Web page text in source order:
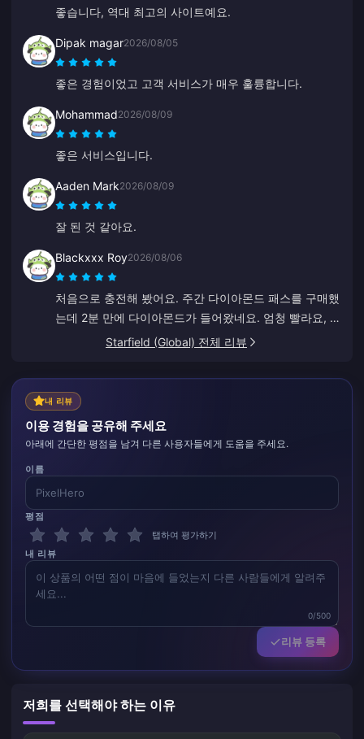
좋습니다, 역대 최고의 사이트예요.
Dipak magar2026/08/05
좋은 경험이었고 고객 서비스가 매우 훌륭합니다.
Mohammad2026/08/09
좋은 서비스입니다.
Aaden Mark2026/08/09
잘 된 것 같아요.
Blackxxx Roy2026/08/06
처음으로 충전해 봤어요. 주간 다이아몬드 패스를 구매했
는데 2분 만에 다이아몬드가 들어왔네요. 엄청 빨라요, 감
Starfield (Global) 전체 리뷰
내 리뷰
이용 경험을 공유해 주세요
아래에 간단한 평점을 남겨 다른 사용자들에게 도움을 주세요.
이름
평점
탭하여 평가하기
내 리뷰
0/500
리뷰 등록
저희를 선택해야 하는 이유